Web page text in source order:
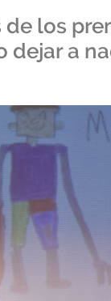
los
dejar a